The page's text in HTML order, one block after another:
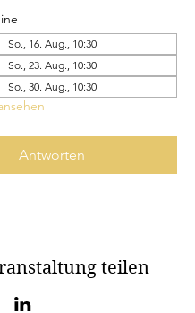
So., 16. Aug., 10:30
So., 23. Aug., 10:30
So., 30. Aug., 10:30
Antworten
teilen